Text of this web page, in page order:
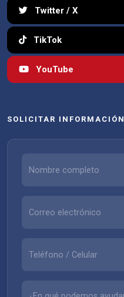
Twitter / X
TikTok
YouTube
SOLICITAR INFORMACIÓN